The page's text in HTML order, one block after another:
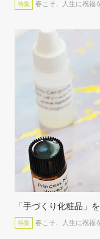
特集 春こそ、人生に祝福
「手づくり化粧品」
特集 春こそ、人生に祝福